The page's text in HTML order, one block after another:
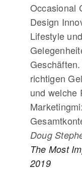
Occasional
Design
Lifestyle
richtigen
und welche
Doug
The Most
2019